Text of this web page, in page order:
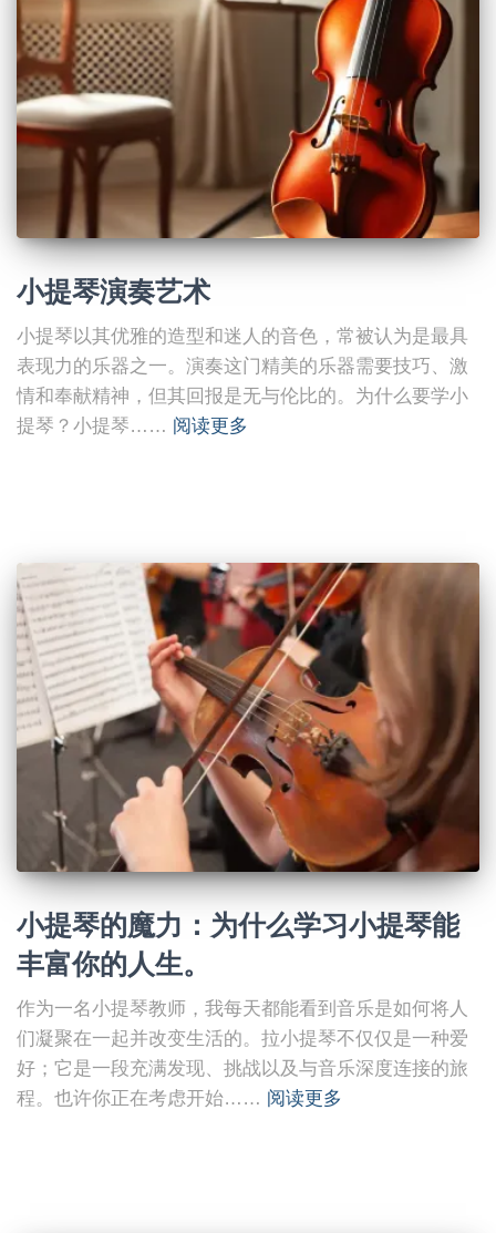
小提琴演奏艺术
小提琴以其优雅的造型和迷人的音色，常被认为是最具
表现力的乐器之一。演奏这门精美的乐器需要技巧、激
情和奉献精神，但其回报是无与伦比的。为什么要学小
提琴？小提琴…… 阅读更多
小提琴的魔力：为什么学习小提琴能
丰富你的人生。
作为一名小提琴教师，我每天都能看到音乐是如何将人
们凝聚在一起并改变生活的。拉小提琴不仅仅是一种爱
好；它是一段充满发现、挑战以及与音乐深度连接的旅
程。也许你正在考虑开始…… 阅读更多